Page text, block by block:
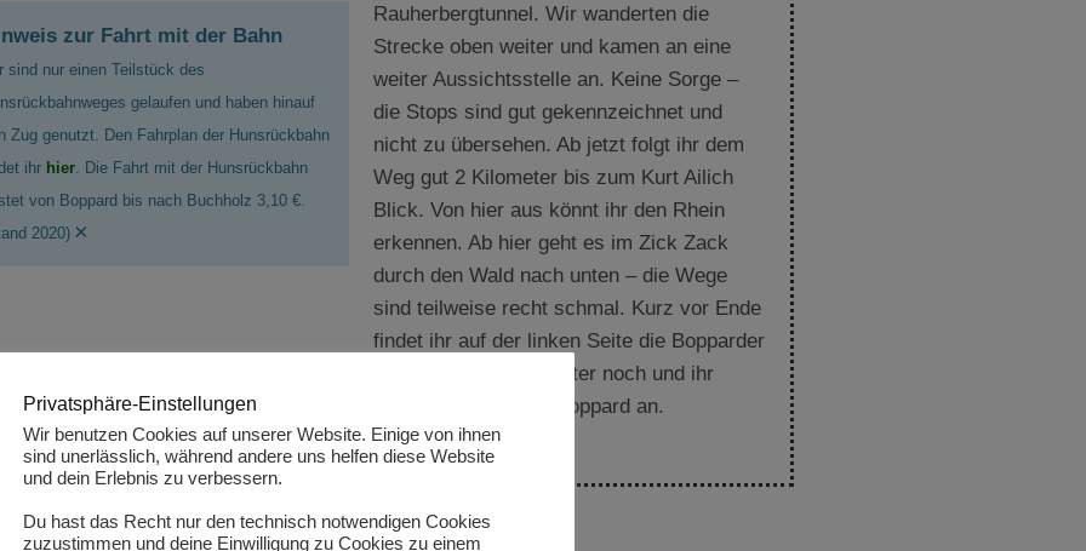
zur Fahrt mit der Bahn
sind nur einen Teilstück des
gelaufen und haben hinauf
Zug genutzt. Den Fahrplan der Hunsrückbahn
ihr hier . Die Fahrt mit der Hunsrückbahn
von Boppard bis nach Buchholz 3,10 €.
2020) ×
Rauherbergtunnel. Wir wanderten die
Strecke oben weiter und kamen an eine
weiter Aussichtsstelle an. Keine Sorge –
die Stops sind gut gekennzeichnet und
nicht zu übersehen. Ab jetzt folgt ihr dem
Weg gut 2 Kilometer bis zum Kurt Ailich
Blick. Von hier aus könnt ihr den Rhein
erkennen. Ab hier geht es im Zick Zack
durch den Wald nach unten – die Wege
sind teilweise recht schmal. Kurz vor Ende
findet ihr auf der linken Seite die Bopparder
Seilbahn. Ein paar Meter noch und ihr
kommt am Bahnhof Boppard an.
Privatsphäre-Einstellungen
Wir benutzen Cookies auf unserer Website. Einige von ihnen
sind unerlässlich, während andere uns helfen diese Website
und dein Erlebnis zu verbessern.
Du hast das Recht nur den technisch notwendigen Cookies
zuzustimmen und deine Einwilligung zu Cookies zu einem